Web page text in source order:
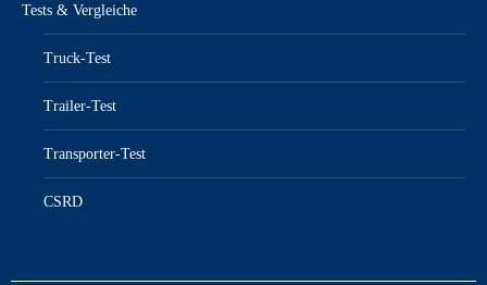
Tests & Vergleiche
Truck-Test
Trailer-Test
Transporter-Test
CSRD